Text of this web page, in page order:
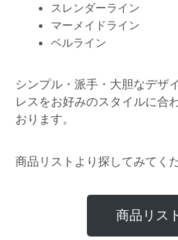
スレンダーライン
マーメイドライン
ベルライン
シンプル・派手・大胆なデザ
レスをお好みのスタイルに合
おります。
商品リストより探してみてくだ
商品リス